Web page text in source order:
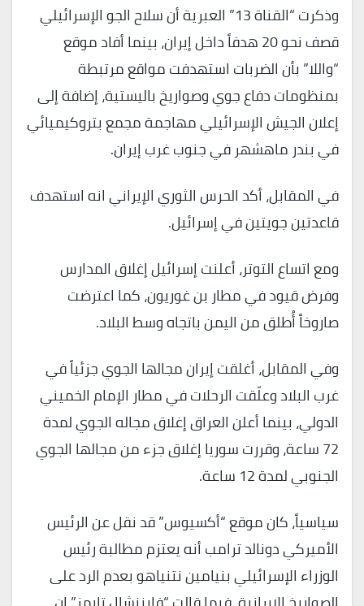
وذكرت “القناة 13” العبرية أن سلاح الجو الإسرائيلي
قصف نحو 20 هدفاً داخل إيران، بينما أفاد موقع
“واللا” بأن الضربات استهدفت مواقع مرتبطة
بمنظومات دفاع جوي وصواريخ باليستية، إضافة إلى
إعلان الجيش الإسرائيلي مهاجمة مجمع بتروكيميائي
في بندر ماهشهر في جنوب غرب إيران.
في المقابل، أكد الحرس الثوري الإيراني انه استهدف
قاعدتين جويتين في إسرائيل.
ومع اتساع التوتر، أعلنت إسرائيل إغلاق المدارس
وفرض قيود في مطار بن غوريون، كما اعترضت
صاروخاً أُطلق من اليمن باتجاه وسط البلاد.
وفي المقابل، أغلقت إيران مجالها الجوي جزئياً في
غرب البلاد وعلّقت الرحلات في مطار الإمام الخميني
الدولي، بينما أعلن العراق إغلاق مجاله الجوي لمدة
72 ساعة، وقررت سوريا إغلاق جزء من مجالها الجوي
الجنوبي لمدة 12 ساعة.
سياسياً، كان موقع “أكسيوس” قد نقل عن الرئيس
الأميركي دونالد ترامب أنه يعتزم مطالبة رئيس
الوزراء الإسرائيلي بنيامين نتنياهو بعدم الرد على